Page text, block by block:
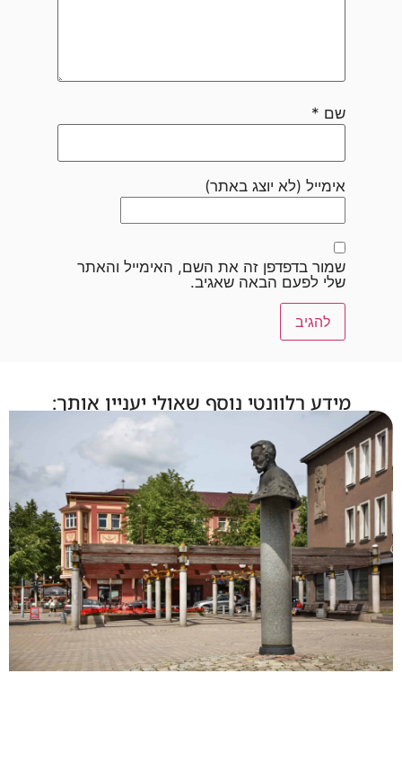
*
אימייל (לא יוצג באתר)
שמור בדפדפן זה את השם, האימייל והאתר
שלי לפעם הבאה שאגיב.
מידע רלוונטי נוסף שאולי יעניין אותך: